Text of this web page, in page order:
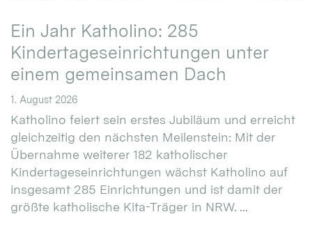
Ein Jahr Katholino: 285
Kindertageseinrichtungen unter
einem gemeinsamen Dach
1. August 2026
Katholino feiert sein erstes Jubiläum und erreicht
gleichzeitig den nächsten Meilenstein: Mit der
Übernahme weiterer 182 katholischer
Kindertageseinrichtungen wächst Katholino auf
insgesamt 285 Einrichtungen und ist damit der
größte katholische Kita-Träger in NRW. ...